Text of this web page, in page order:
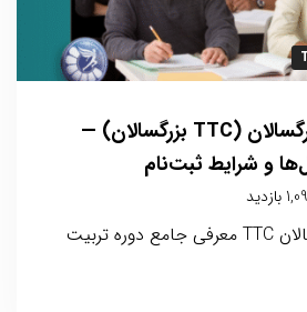
دوره تربیت مدرس بزرگسالان (TTC بزرگسالان) —
و شرایط ثبت‌نام
دوره تربیت مدرس بزرگسالان TTC معرفی جامع دوره تربیت